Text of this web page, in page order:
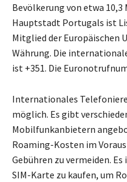
Bevölkerung von etwa 10,3
Hauptstadt Portugals ist
Mitglied der Europäischen
Währung. Die
ist +351. Die
Internationales
möglich. Es gibt
Mobilfunkanbietern
Roaming-Kosten im
Gebühren zu vermeiden.
SIM-Karte zu kaufen, um